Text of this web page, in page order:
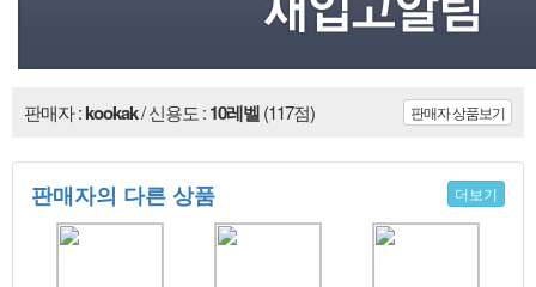
판매자 상품보기
판매자 :kookak/ 신용도 :10레벨(117점)
더보기
판매자의 다른 상품